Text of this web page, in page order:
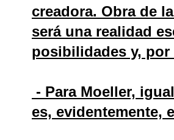
creadora. Obra de
será una realidad
posibilidades y,
- Para Moeller,
es, evidentemente,